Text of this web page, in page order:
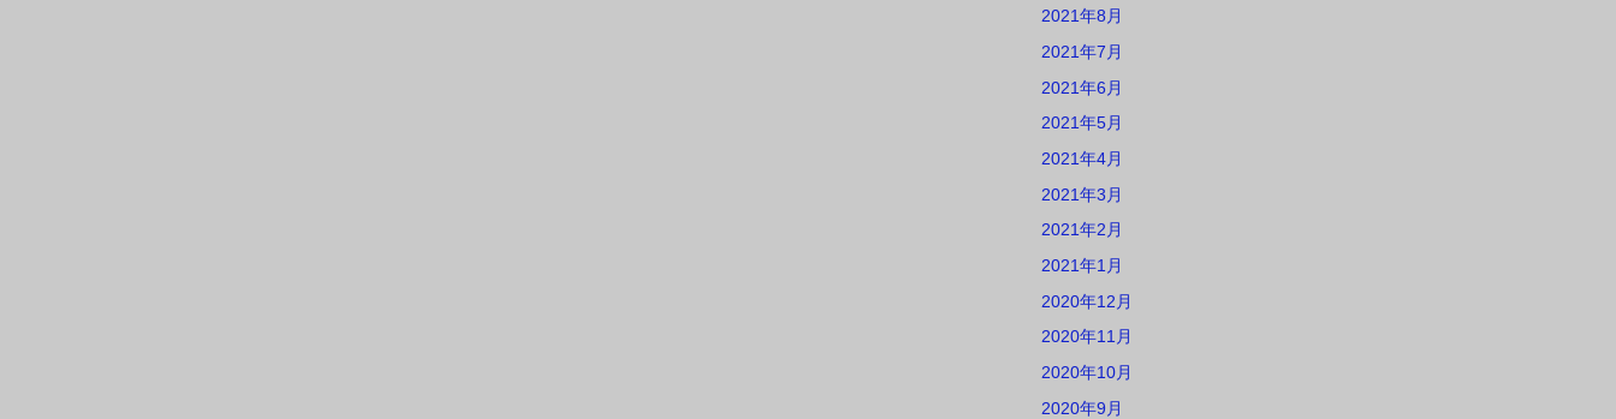
2021年8月
2021年7月
2021年6月
2021年5月
2021年4月
2021年3月
2021年2月
2021年1月
2020年12月
2020年11月
2020年10月
2020年9月